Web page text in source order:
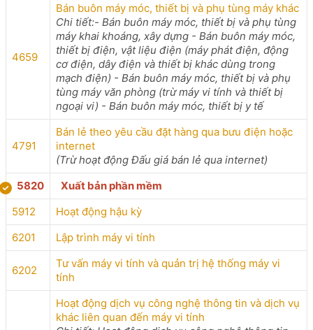
4659
Bán buôn máy móc, thiết bị và phụ tùng máy khác
Chi tiết:- Bán buôn máy móc, thiết bị và phụ tùng
máy khai khoáng, xây dựng - Bán buôn máy móc,
thiết bị điện, vật liệu điện (máy phát điện, động
cơ điện, dây điện và thiết bị khác dùng trong
mạch điện) - Bán buôn máy móc, thiết bị và phụ
tùng máy văn phòng (trừ máy vi tính và thiết bị
ngoại vi) - Bán buôn máy móc, thiết bị y tế
4791
Bán lẻ theo yêu cầu đặt hàng qua bưu điện hoặc
internet
(Trừ hoạt động Đấu giá bán lẻ qua internet)
5820
Xuất bản phần mềm
5912
Hoạt động hậu kỳ
6201
Lập trình máy vi tính
6202
Tư vấn máy vi tính và quản trị hệ thống máy vi
tính
Hoạt động dịch vụ công nghệ thông tin và dịch vụ
khác liên quan đến máy vi tính